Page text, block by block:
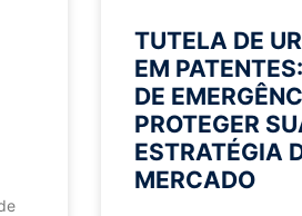
TUTELA DE
EM
DE
PROTEGER
ESTRATÉGIA
MERCADO